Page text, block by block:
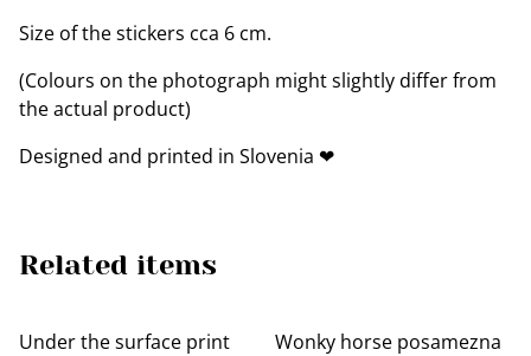
Size of the stickers cca 6 cm.
(Colours on the photograph might slightly differ from
the actual product)
Designed and printed in Slovenia ❤
Related items
Under the surface print
Wonky horse posamezna